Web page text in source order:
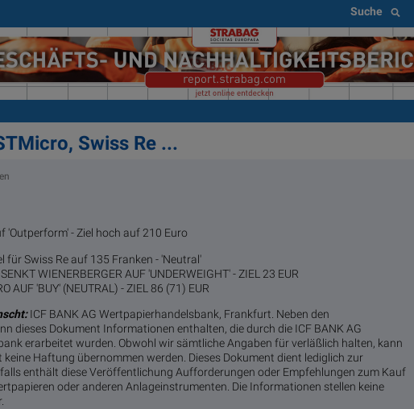
Suche
Swiss Re ...
'Outperform' - Ziel hoch auf 210 Euro
für Swiss Re auf 135 Franken - 'Neutral'
WIENERBERGER AUF 'UNDERWEIGHT' - ZIEL 23 EUR
AUF 'BUY' (NEUTRAL) - ZIEL 86 (71) EUR
ICF BANK AG Wertpapierhandelsbank, Frankfurt. Neben den
dieses Dokument Informationen enthalten, die durch die ICF BANK AG
erarbeitet wurden. Obwohl wir sämtliche Angaben für verläßlich halten, kann
Haftung übernommen werden. Dieses Dokument dient lediglich zur
enthält diese Veröffentlichung Aufforderungen oder Empfehlungen zum Kauf
oder anderen Anlageinstrumenten. Die Informationen stellen keine